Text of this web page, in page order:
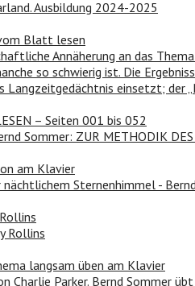
Blatt lesen
– Seiten 001 bis 052
am Klavier
langsam üben am Klavier